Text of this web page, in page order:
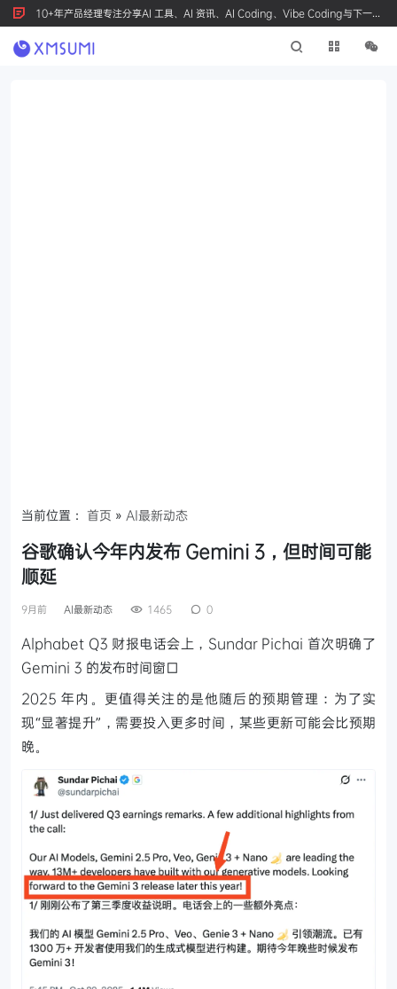
10+年产品经理专注分享AI 工具、AI 资讯、AI Coding、Vibe Coding与下一代
产品创新，按 Ctrl+D 收藏我们
当前位置： 首页 » AI最新动态
谷歌确认今年内发布 Gemini 3，但时间可能
顺延
9月前 AI最新动态 1465 0
Alphabet Q3 财报电话会上，Sundar Pichai 首次明确了
Gemini 3 的发布时间窗口
2025 年内。更值得关注的是他随后的预期管理：为了实
现“显著提升”，需要投入更多时间，某些更新可能会比预期
晚。